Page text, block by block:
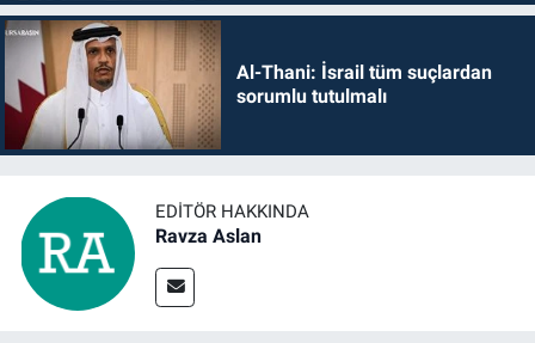
Al-Thani: İsrail tüm suçlardan
sorumlu tutulmalı
EDITÖR HAKKINDA
Ravza Aslan